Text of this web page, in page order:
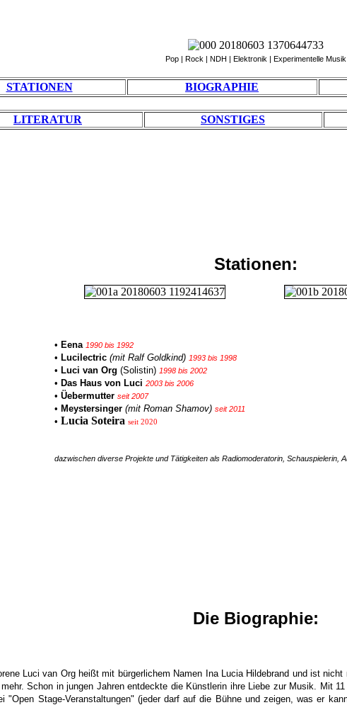
Pop | Rock | NDH | Elektronik | Experimentelle Musik
STATIONEN BIOGRAPHIE
LITERATUR SONSTIGES
Stationen:
• Eena 1990 bis 1992
• Lucilectric (mit Ralf Goldkind) 1993 bis 1998
• Luci van Org (Solistin) 1998 bis 2002
• Das Haus von Luci 2003 bis 2006
• Üebermutter seit 2007
• Meystersinger (mit Roman Shamov) seit 2011
• Lucia Soteira seit 2020
dazwischen diverse Projekte und Tätigkeiten als Radiomoderatorin, Schauspielerin,
Die Biographie:
Luci van Org heißt mit bürgerlichem Namen Ina Lucia Hildebrand und ist
Schon in jungen Jahren entdeckte die Künstlerin ihre Liebe zur Musik.
Mit
"Open Stage-Veranstaltungen" (jeder darf auf die Bühne und zeigen, was er